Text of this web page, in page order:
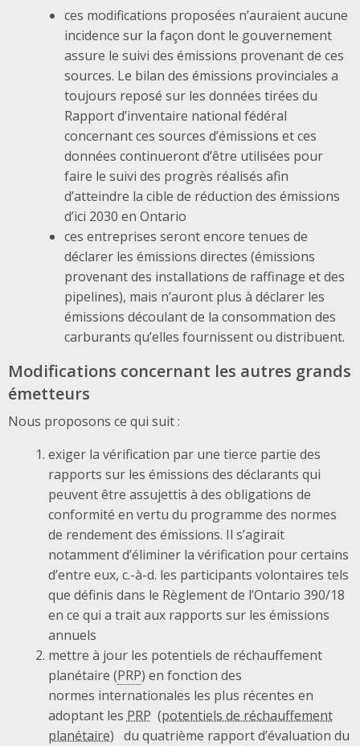
ces modifications proposées n’auraient aucune
incidence sur la façon dont le gouvernement
assure le suivi des émissions provenant de ces
sources. Le bilan des émissions provinciales a
toujours reposé sur les données tirées du
Rapport d’inventaire national fédéral
concernant ces sources d’émissions et ces
données continueront d’être utilisées pour
faire le suivi des progrès réalisés afin
d’atteindre la cible de réduction des émissions
d’ici 2030 en Ontario
ces entreprises seront encore tenues de
déclarer les émissions directes (émissions
provenant des installations de raffinage et des
pipelines), mais n’auront plus à déclarer les
émissions découlant de la consommation des
carburants qu’elles fournissent ou distribuent.
Modifications concernant les autres grands
émetteurs
Nous proposons ce qui suit :
exiger la vérification par une tierce partie des
rapports sur les émissions des déclarants qui
peuvent être assujettis à des obligations de
conformité en vertu du programme des normes
de rendement des émissions. Il s’agirait
notamment d’éliminer la vérification pour certains
d’entre eux, c.-à-d. les participants volontaires tels
que définis dans le Règlement de l’Ontario 390/18
en ce qui a trait aux rapports sur les émissions
annuels
mettre à jour les potentiels de réchauffement
planétaire (PRP) en fonction des
normes internationales les plus récentes en
adoptant les PRP
du quatrième rapport d’évaluation du